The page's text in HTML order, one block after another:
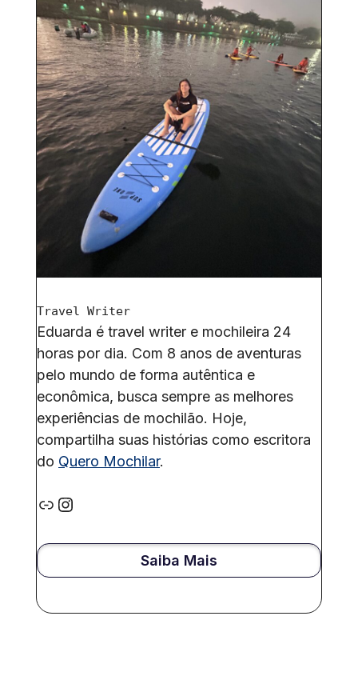
Travel Writer
Eduarda é travel writer e mochileira 24
horas por dia. Com 8 anos de aventuras
pelo mundo de forma autêntica e
econômica, busca sempre as melhores
experiências de mochilão. Hoje,
compartilha suas histórias como escritora
do Quero Mochilar.
LinkInstagram
Saiba Mais